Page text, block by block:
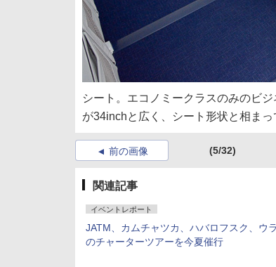
シート。エコノミークラスのみのビ
が34inchと広く、シート形状と相ま
前の画像 (5/32)
関連記事
イベントレポート
JATM、カムチャツカ、ハバロフスク、ウ
のチャーターツアーを今夏催行